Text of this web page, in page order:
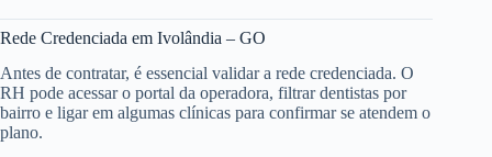
Rede Credenciada em Ivolândia – GO
Antes de contratar, é essencial validar a rede credenciada. O
RH pode acessar o portal da operadora, filtrar dentistas por
bairro e ligar em algumas clínicas para confirmar se atendem o
plano.